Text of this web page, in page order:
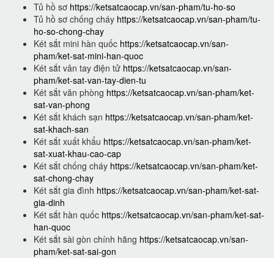
Tủ hồ sơ https://ketsatcaocap.vn/san-pham/tu-ho-so
Tủ hồ sơ chống cháy https://ketsatcaocap.vn/san-pham/tu-
ho-so-chong-chay
Két sắt mini hàn quốc https://ketsatcaocap.vn/san-
pham/ket-sat-mini-han-quoc
Két sắt vân tay điện tử https://ketsatcaocap.vn/san-
pham/ket-sat-van-tay-dien-tu
Két sắt văn phòng https://ketsatcaocap.vn/san-pham/ket-
sat-van-phong
Két sắt khách sạn https://ketsatcaocap.vn/san-pham/ket-
sat-khach-san
Két sắt xuất khẩu https://ketsatcaocap.vn/san-pham/ket-
sat-xuat-khau-cao-cap
Két sắt chống cháy https://ketsatcaocap.vn/san-pham/ket-
sat-chong-chay
Két sắt gia đình https://ketsatcaocap.vn/san-pham/ket-sat-
gia-dinh
Két sắt hàn quốc https://ketsatcaocap.vn/san-pham/ket-sat-
han-quoc
Két sắt sài gòn chính hãng https://ketsatcaocap.vn/san-
pham/ket-sat-sai-gon